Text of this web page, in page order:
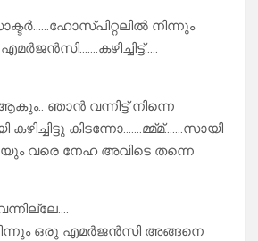
നിന്നും
ഞാൻ വന്നിട്ട് നിന്നെ
കഴിച്ചിട്ടു കിടന്നോ…….മ്മ്മ്…….സായി
വരെ നേഹ അവിടെ തന്നെ
ഒരു എമർജൻസി അങ്ങനെ